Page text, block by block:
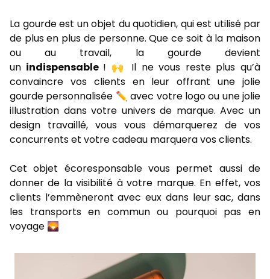
La gourde est un objet du quotidien, qui est utilisé par
de plus en plus de personne. Que ce soit à la maison
ou au travail, la gourde devient
un indispensable ! 🙌 Il ne vous reste plus qu’à
convaincre vos clients en leur offrant une jolie
gourde personnalisée ✏️ avec votre logo ou une jolie
illustration dans votre univers de marque. Avec un
design travaillé, vous vous démarquerez de vos
concurrents et votre cadeau marquera vos clients.
Cet objet écoresponsable vous permet aussi de
donner de la visibilité à votre marque. En effet, vos
clients l’emmèneront avec eux dans leur sac, dans
les transports en commun ou pourquoi pas en
voyage 🌄